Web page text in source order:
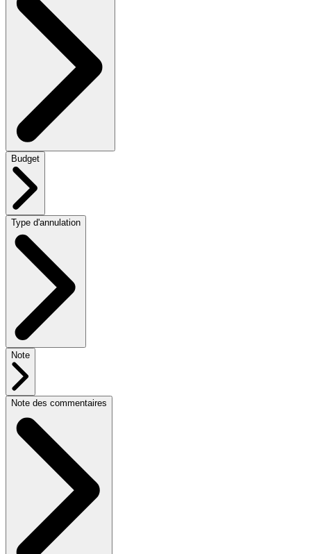
Budget
Type d'annulation
Note
Note des commentaires